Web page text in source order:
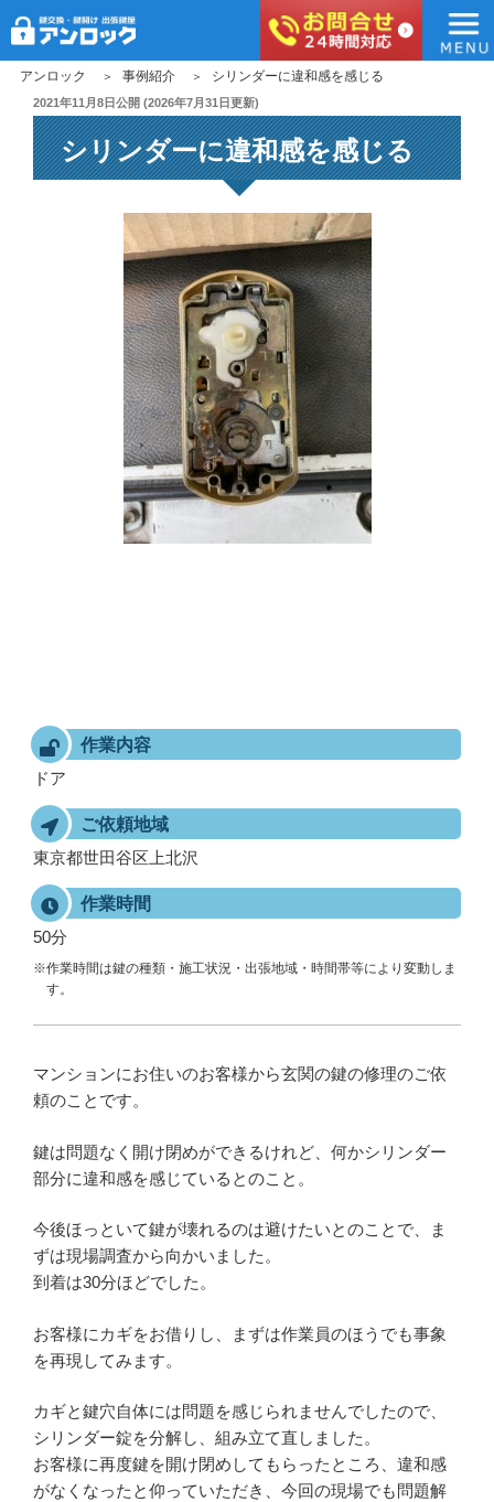
アンロック
アンロック 事例紹介 シリンダーに違和感を感じる
投
稿
日:
2021年11月8日公開 (2026年7月31日更新)
シリンダーに違和感を感じる
作業内容
ドア
ご依頼地域
東京都世田谷区上北沢
作業時間
50分
※作業時間は鍵の種類・施工状況・出張地域・時間帯等により変動しま
す。
マンションにお住いのお客様から玄関の鍵の修理のご依
頼のことです。
鍵は問題なく開け閉めができるけれど、何かシリンダー
部分に違和感を感じているとのこと。
今後ほっといて鍵が壊れるのは避けたいとのことで、ま
ずは現場調査から向かいました。
到着は30分ほどでした。
お客様にカギをお借りし、まずは作業員のほうでも事象
を再現してみます。
カギと鍵穴自体には問題を感じられませんでしたので、
シリンダー錠を分解し、組み立て直しました。
お客様に再度鍵を開け閉めしてもらったところ、違和感
がなくなったと仰っていただき、今回の現場でも問題解